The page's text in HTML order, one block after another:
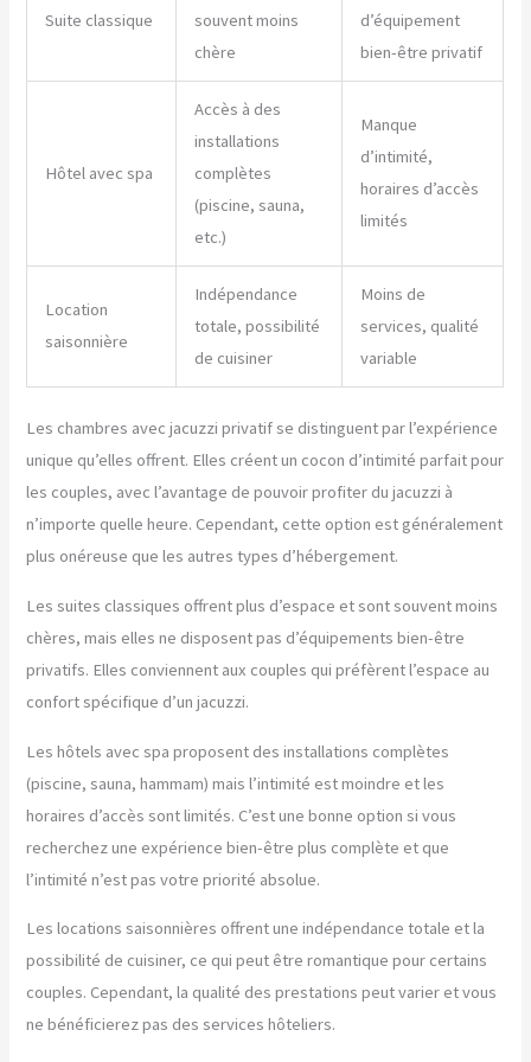
Suite classique
souvent moins
chère
d’équipement
bien-être privatif
Hôtel avec spa
Accès à des
installations
complètes
(piscine, sauna,
etc.)
Manque
d’intimité,
horaires d’accès
limités
Location
saisonnière
Indépendance
totale, possibilité
de cuisiner
Moins de
services, qualité
variable
Les chambres avec jacuzzi privatif se distinguent par l’expérience
unique qu’elles offrent. Elles créent un cocon d’intimité parfait pour
les couples, avec l’avantage de pouvoir profiter du jacuzzi à
n’importe quelle heure. Cependant, cette option est généralement
plus onéreuse que les autres types d’hébergement.
Les suites classiques offrent plus d’espace et sont souvent moins
chères, mais elles ne disposent pas d’équipements bien-être
privatifs. Elles conviennent aux couples qui préfèrent l’espace au
confort spécifique d’un jacuzzi.
Les hôtels avec spa proposent des installations complètes
(piscine, sauna, hammam) mais l’intimité est moindre et les
horaires d’accès sont limités. C’est une bonne option si vous
recherchez une expérience bien-être plus complète et que
l’intimité n’est pas votre priorité absolue.
Les locations saisonnières offrent une indépendance totale et la
possibilité de cuisiner, ce qui peut être romantique pour certains
couples. Cependant, la qualité des prestations peut varier et vous
ne bénéficierez pas des services hôteliers.